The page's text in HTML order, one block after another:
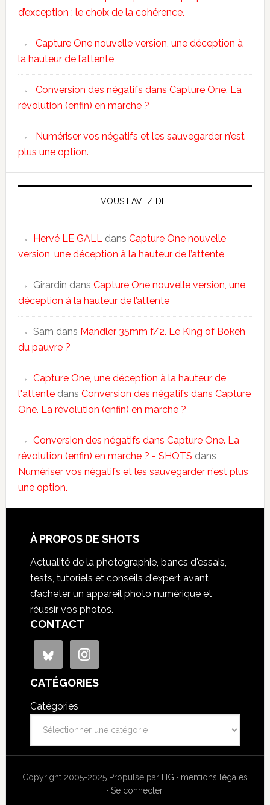
d’exception : le choix de la cohérence.
Capture One nouvelle version, une déception à
la hauteur de l’attente
Conversion des négatifs dans Capture One. La
révolution (enfin) en marche ?
Numériser vos négatifs et les sauvegarder n’est
plus une option.
VOUS L’AVEZ DIT
Hervé LE GALL dans Capture One nouvelle
version, une déception à la hauteur de l’attente
Girardin dans Capture One nouvelle version, une
déception à la hauteur de l’attente
Sam dans Mandler 35mm f/2. Le King of Bokeh
du pauvre ?
Capture One, une déception à la hauteur de
l'attentedans Conversion des négatifs dans Capture
One. La révolution (enfin) en marche ?
Conversion des négatifs dans Capture One. La
révolution (enfin) en marche ? - SHOTS dans
Numériser vos négatifs et les sauvegarder n’est plus
une option.
À PROPOS DE SHOTS
Actualité de la photographie, bancs d'essais,
tests, tutoriels et conseils d'expert avant
d’acheter un appareil photo numérique et
réussir vos photos.
CONTACT
CATÉGORIES
Catégories
Copyright 2005-2025 Propulsé par HG · mentions légales
·Se connecter